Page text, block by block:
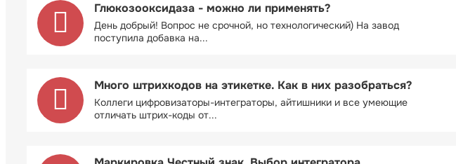
Глюкозооксидаза - можно ли применять?
День добрый! Вопрос не срочной, но технологический) На завод
поступила добавка на...
Много штрихкодов на этикетке. Как в них разобраться?
Коллеги цифровизаторы-интеграторы, айтишники и все умеющие
отличать штрих-коды от...